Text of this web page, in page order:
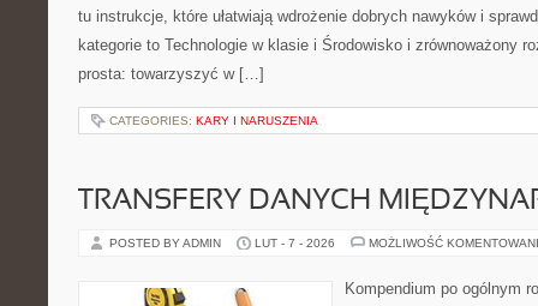
tu instrukcje, które ułatwiają wdrożenie dobrych nawyków i
kategorie to Technologie w klasie i Środowisko i zrównoważony
prosta: towarzyszyć w […]
CATEGORIES: KARY I NARUSZENIA
TRANSFERY DANYCH
POSTED BY ADMIN LUT - 7 - 2026 MOŻLIWOŚĆ
Kompendium po ogólnym